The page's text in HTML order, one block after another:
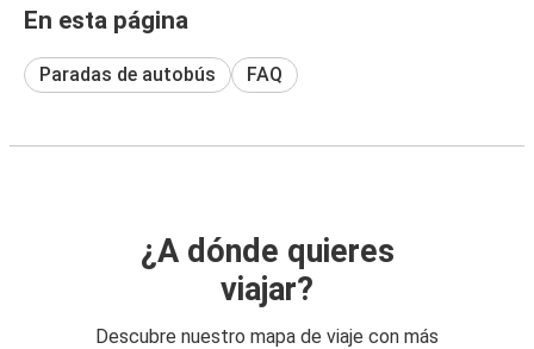
En esta página
Paradas de autobús FAQ
¿A dónde quieres
viajar?
Descubre nuestro mapa de viaje con más